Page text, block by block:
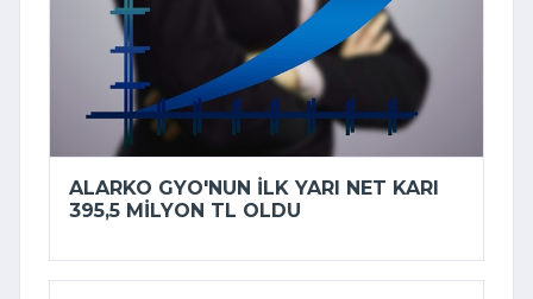
ALARKO GYO'NUN ILK YARI NET KARI
395,5 MILYON TL OLDU